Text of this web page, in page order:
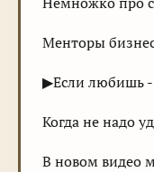
Менторы
▶Если любишь -
Когда не надо
В новом видео